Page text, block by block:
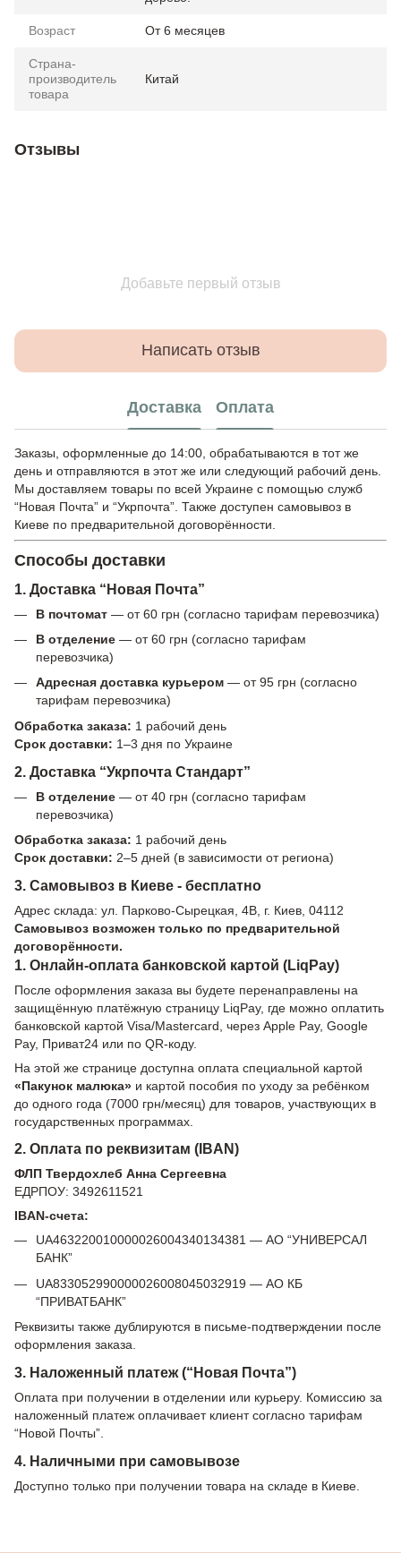
Возраст От 6 месяцев
Страна-
производитель
товара
Китай
Отзывы
Добавьте первый отзыв
Написать отзыв
Доставка Оплата
Заказы, оформленные до 14:00, обрабатываются в тот же
день и отправляются в этот же или следующий рабочий день.
Мы доставляем товары по всей Украине с помощью служб
“Новая Почта” и “Укрпочта”. Также доступен самовывоз в
Киеве по предварительной договорённости.
Способы доставки
1. Доставка “Новая Почта”
В почтомат — от 60 грн (согласно тарифам перевозчика)
В отделение — от 60 грн (согласно тарифам
перевозчика)
Адресная доставка курьером — от 95 грн (согласно
тарифам перевозчика)
Обработка заказа: 1 рабочий день
Срок доставки: 1–3 дня по Украине
2. Доставка “Укрпочта Стандарт”
В отделение — от 40 грн (согласно тарифам
перевозчика)
Обработка заказа: 1 рабочий день
Срок доставки: 2–5 дней (в зависимости от региона)
3. Самовывоз в Киеве - бесплатно
Адрес склада: ул. Парково-Сырецкая, 4В, г. Киев, 04112
Самовывоз возможен только по предварительной
договорённости.
1. Онлайн-оплата банковской картой (LiqPay)
После оформления заказа вы будете перенаправлены на
защищённую платёжную страницу LiqPay, где можно оплатить
банковской картой Visa/Mastercard, через Apple Pay, Google
Pay, Приват24 или по QR-коду.
На этой же странице доступна оплата специальной картой
«Пакунок малюка» и картой пособия по уходу за ребёнком
до одного года (7000 грн/месяц) для товаров, участвующих в
государственных программах.
2. Оплата по реквизитам (IBAN)
ФЛП Твердохлеб Анна Сергеевна
ЕДРПОУ: 3492611521
IBAN-счета:
UA463220010000026004340134381 — АО “УНИВЕРСАЛ
БАНК”
UA833052990000026008045032919 — АО КБ
“ПРИВАТБАНК”
Реквизиты также дублируются в письме-подтверждении после
оформления заказа.
3. Наложенный платеж (“Новая Почта”)
Оплата при получении в отделении или курьеру. Комиссию за
наложенный платеж оплачивает клиент согласно тарифам
“Новой Почты”.
4. Наличными при самовывозе
Доступно только при получении товара на складе в Киеве.